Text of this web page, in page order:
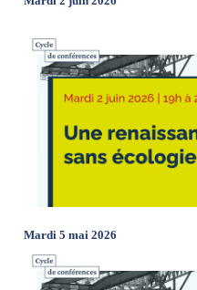
Mardi 5 mai 2026